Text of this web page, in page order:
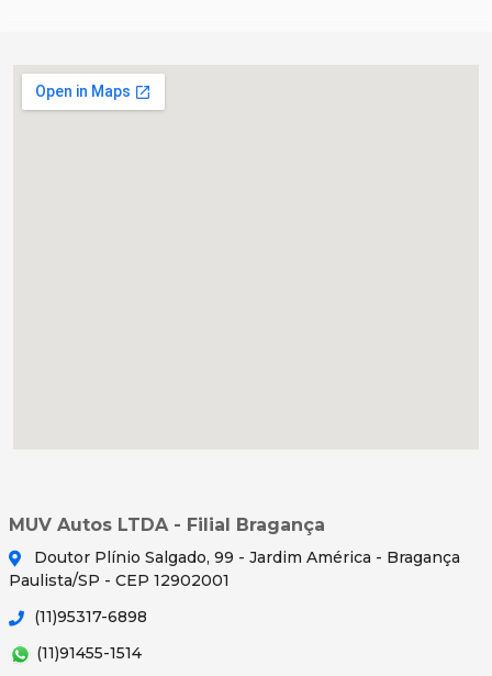
MUV Autos LTDA - Filial Bragança
Doutor Plínio Salgado, 99 - Jardim América - Bragança
Paulista/SP - CEP 12902001
(11)95317-6898
(11)91455-1514